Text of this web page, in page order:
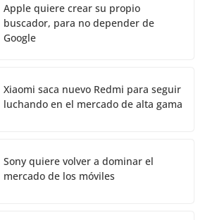
Apple quiere crear su propio
buscador, para no depender de
Google
Xiaomi saca nuevo Redmi para seguir
luchando en el mercado de alta gama
Sony quiere volver a dominar el
mercado de los móviles